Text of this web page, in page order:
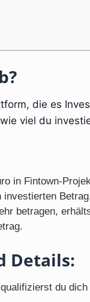
die es
viel du
in Fintown-
investierten
betragen,
Details:
du